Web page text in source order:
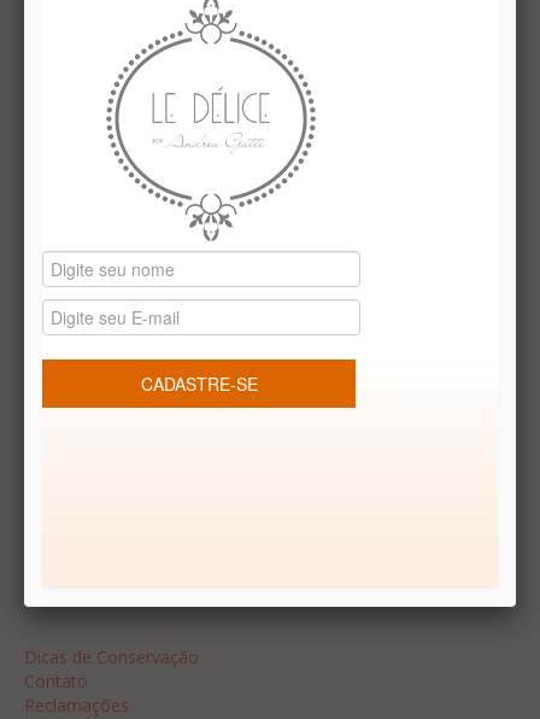
Institucional
Quem Somos
Le Délice Atelier
Lista de comparação
Vale presentes
Produtos temáticos
REDES SOCIAIS
Dicas de Conservação
Contato
Reclamações